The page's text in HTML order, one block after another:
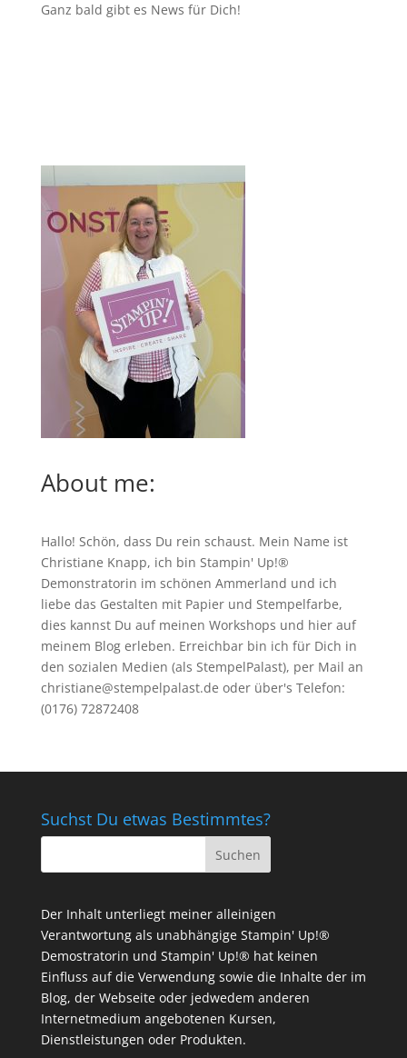
Ganz bald gibt es News für Dich!
About me:
Hallo! Schön, dass Du rein schaust. Mein Name ist
Christiane Knapp, ich bin Stampin' Up!®
Demonstratorin im schönen Ammerland und ich
liebe das Gestalten mit Papier und Stempelfarbe,
dies kannst Du auf meinen Workshops und hier auf
meinem Blog erleben. Erreichbar bin ich für Dich in
den sozialen Medien (als StempelPalast), per Mail an
christiane@stempelpalast.de oder über's Telefon:
(0176) 72872408
Suchst Du etwas Bestimmtes?
Der Inhalt unterliegt meiner alleinigen
Verantwortung als unabhängige Stampin' Up!®
Demostratorin und Stampin' Up!® hat keinen
Einfluss auf die Verwendung sowie die Inhalte der im
Blog, der Webseite oder jedwedem anderen
Internetmedium angebotenen Kursen,
Dienstleistungen oder Produkten.